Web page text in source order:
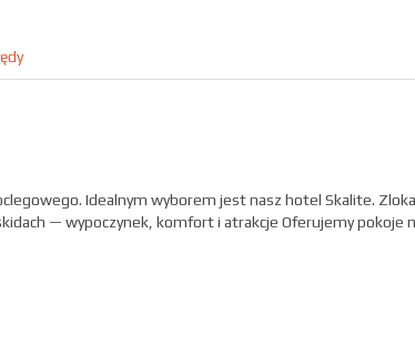
Idealnym wyborem jest nasz hotel Skalite.
— wypoczynek, komfort i atrakcje Oferujemy pokoje